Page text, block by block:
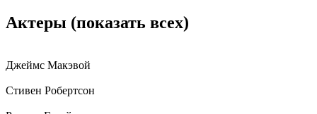
Актеры (показать всех)
Джеймс Макэвой
Стивен Робертсон